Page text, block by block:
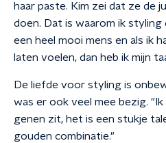
haar paste. Kim zei dat ze de
doen. Dat is waarom ik styling
een heel mooi mens en als ik
laten voelen, dan heb ik mijn
De liefde voor styling is
was er ook veel mee bezig.
genen zit, het is een stukje
gouden combinatie."